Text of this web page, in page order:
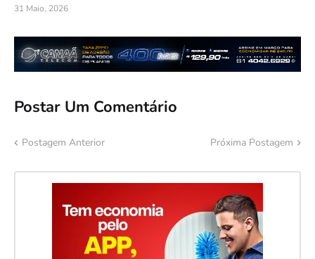
31 Maio, 2026
Postar Um Comentário
Postagem Anterior Próxima Postagem